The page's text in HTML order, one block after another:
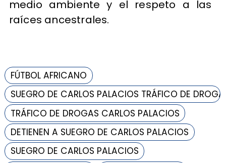
medio ambiente y el respeto a las
raíces ancestrales.
FÚTBOL AFRICANO
SUEGRO DE CARLOS PALACIOS TRÁFICO DE DROGA
TRÁFICO DE DROGAS CARLOS PALACIOS
DETIENEN A SUEGRO DE CARLOS PALACIOS
SUEGRO DE CARLOS PALACIOS